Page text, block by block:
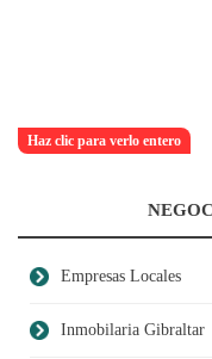
Haz clic para verlo entero
Empresas Locales
Inmobilaria Gibraltar